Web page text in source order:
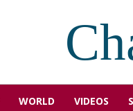
WORLD VIDEOS